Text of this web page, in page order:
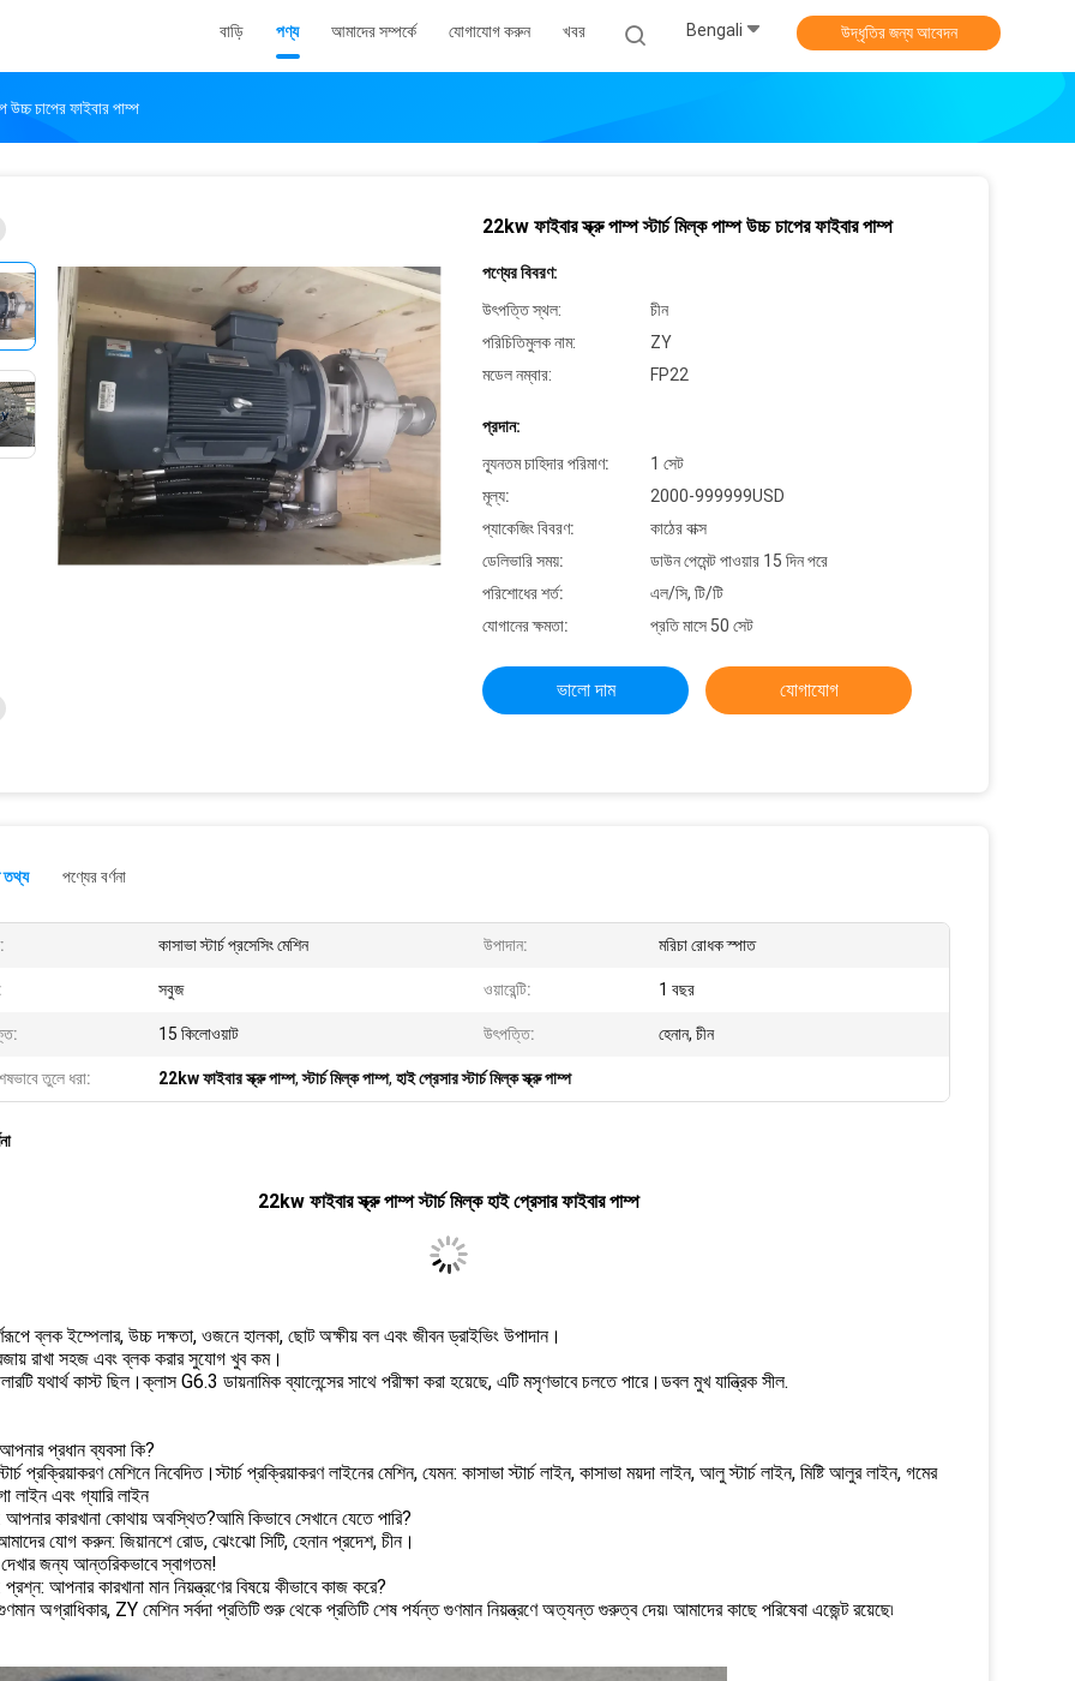
বাড়ি পণ্য আমাদের সম্পর্কে যোগাযোগ করুন খবর Bengali উদ্ধৃতির জন্য আবেদন
উচ্চ চাপের ফাইবার পাম্প
22kw ফাইবার স্ক্রু পাম্প স্টার্চ মিল্ক পাম্প উচ্চ চাপের ফাইবার পাম্প
পণ্যের বিবরণ:
উৎপত্তি স্থল:
চীন
পরিচিতিমুলক নাম:
ZY
মডেল নম্বার:
FP22
প্রদান:
ন্যূনতম চাহিদার পরিমাণ:
1 সেট
মূল্য:
2000-999999USD
প্যাকেজিং বিবরণ:
কাঠের বাক্স
ডেলিভারি সময়:
ডাউন পেমেন্ট পাওয়ার 15 দিন পরে
পরিশোধের শর্ত:
এল/সি, টি/টি
যোগানের ক্ষমতা:
প্রতি মাসে 50 সেট
ভালো দাম যোগাযোগ
তথ্য পণ্যের বর্ণনা
কাসাভা স্টার্চ প্রসেসিং মেশিন উপাদান: মরিচা রোধক স্পাত
সবুজ ওয়ারেন্টি: 1 বছর
15 কিলোওয়াট উৎপত্তি: হেনান, চীন
তুলে ধরা: 22kw ফাইবার স্ক্রু পাম্প,স্টার্চ মিল্ক পাম্প, হাই প্রেসার স্টার্চ মিল্ক স্ক্রু পাম্প
22kw ফাইবার স্ক্রু পাম্প স্টার্চ মিল্ক হাই প্রেসার ফাইবার পাম্প
ব্লক ইম্পেলার, উচ্চ দক্ষতা, ওজনে হালকা, ছোট অক্ষীয় বল এবং জীবন ড্রাইভিং উপাদান।
রাখা সহজ এবং ব্লক করার সুযোগ খুব কম।
যথার্থ কাস্ট ছিল।ক্লাস G6.3 ডায়নামিক ব্যালেন্সের সাথে পরীক্ষা করা হয়েছে, এটি মসৃণভাবে চলতে পারে।ডবল মুখ যান্ত্রিক সীল.
প্রধান ব্যবসা কি?
প্রক্রিয়াকরণ মেশিনে নিবেদিত।স্টার্চ প্রক্রিয়াকরণ লাইনের মেশিন, যেমন: কাসাভা স্টার্চ লাইন, কাসাভা ময়দা লাইন, আলু স্টার্চ লাইন, মিষ্টি আলুর লাইন, গমের
লাইন এবং গ্যারি লাইন
কারখানা কোথায় অবস্থিত?আমি কিভাবে সেখানে যেতে পারি?
যোগ করুন: জিয়ানশে রোড, ঝেংঝো সিটি, হেনান প্রদেশ, চীন।
জন্য আন্তরিকভাবে স্বাগতম!
আপনার কারখানা মান নিয়ন্ত্রণের বিষয়ে কীভাবে কাজ করে?
অগ্রাধিকার, ZY মেশিন সর্বদা প্রতিটি শুরু থেকে প্রতিটি শেষ পর্যন্ত গুণমান নিয়ন্ত্রণে অত্যন্ত গুরুত্ব দেয়৷ আমাদের কাছে পরিষেবা এজেন্ট রয়েছে৷